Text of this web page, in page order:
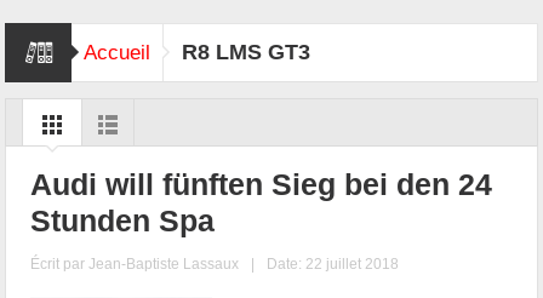
Accueil R8 LMS GT3
Audi will fünften Sieg bei den 24
Stunden Spa
Écrit parJean-Baptiste Lassaux | Date: 22 juillet 2018